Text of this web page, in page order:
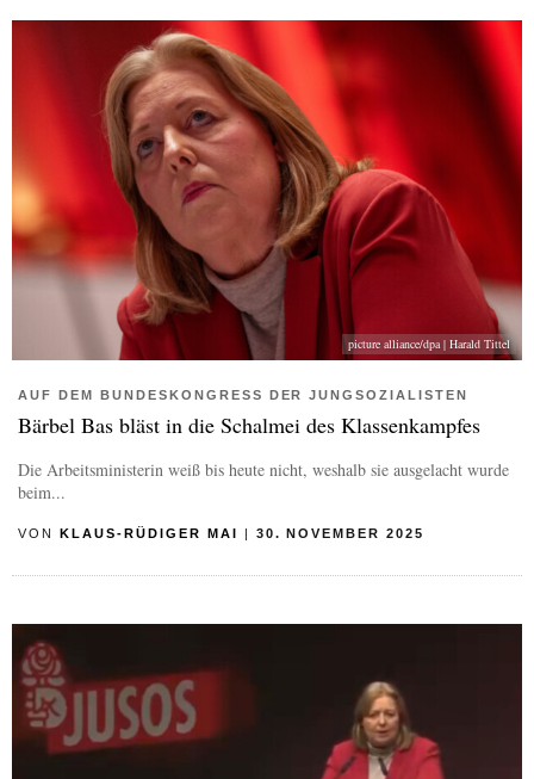
picture alliance/dpa | Harald Tittel
AUF DEM BUNDESKONGRESS DER JUNGSOZIALISTEN
Bärbel Bas bläst in die Schalmei des Klassenkampfes
Die Arbeitsministerin weiß bis heute nicht, weshalb sie ausgelacht wurde
beim...
VON KLAUS-RÜDIGER MAI 30. NOVEMBER 2025